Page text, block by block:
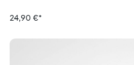
24,90 €*